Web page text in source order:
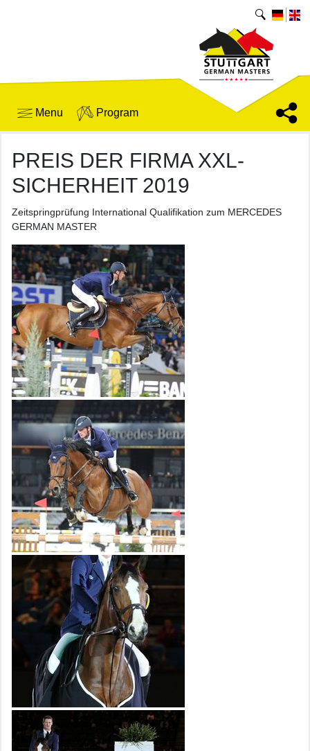
Menu Program
PREIS DER FIRMA XXL-
SICHERHEIT 2019
Zeitspringprüfung International Qualifikation zum MERCEDES
GERMAN MASTER